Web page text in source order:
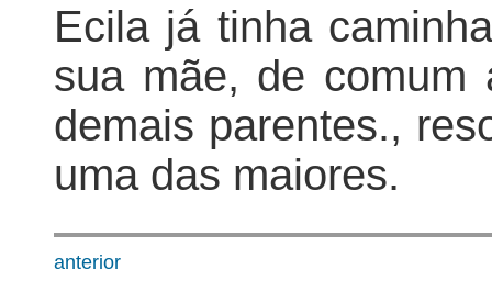
Ecila já tinha
sua mãe, de comum
demais parentes.,
uma das maiores.
anterior